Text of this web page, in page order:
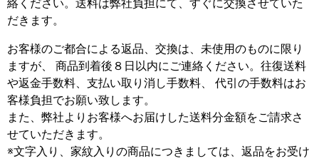
絡ください。送料は弊社負担にて、すぐに交換させていた
だきます。
お客様のご都合による返品、交換は、未使用のものに限り
ますが、
商品到着後８日以内にご連絡ください。往復送料
や返金手数料、支払い取り消し手数料、 代引の手数料はお
客様負担でお願い致します。
また、弊社よりお客様へお届けした送料分金額をご請求さ
せていただきます。
※文字入り、家紋入りの商品につきましては、返品をお受け